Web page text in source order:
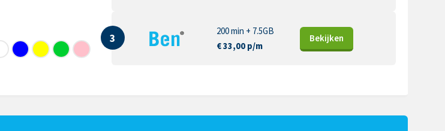
3
200 min + 7.5GB
€ 33,00 p/m
Bekijken